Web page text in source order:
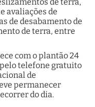
avaliações de
de desabamento de
de terra, entre
com o plantão 24
telefone gratuito
de
permanecer
do dia.